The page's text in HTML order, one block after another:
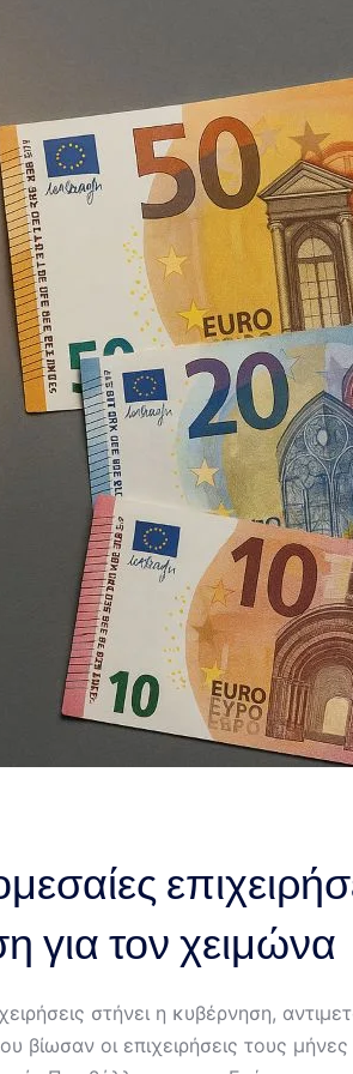
για τον χειμώνα
στήνει η κυβέρνηση,
βίωσαν οι επιχειρήσεις τους